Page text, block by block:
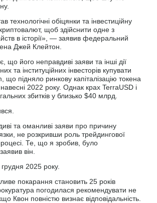
технологічні обіцянки та інвестиційну
щоб здійснити одне з
в історії», — заявив федеральний
Джей Клейтон.
що його неправдиві заяви та інші дії
та інституційних інвесторів купувати
що підняло ринкову капіталізацію токена
2022 року. Однак крах TerraUSD і
збитків у близько $40 млрд.
та оманливі заяви про причину
не розкривши роль трейдингової
Те, що я зробив, було
він.
2025 року.
покарання становить 25 років
погодилася рекомендувати не
Квон повністю визнає відповідальність.